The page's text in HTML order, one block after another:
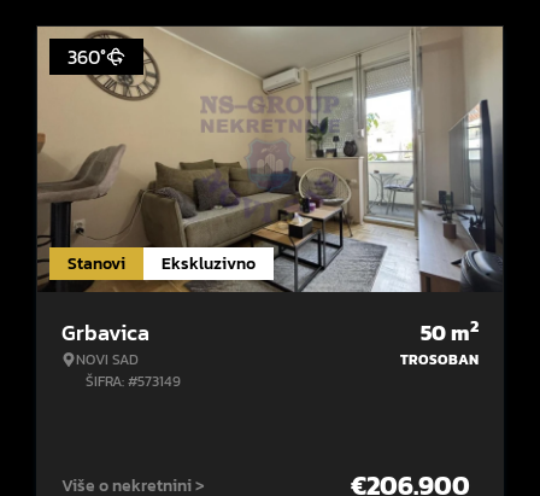
Stanovi Ekskluzivno
360°
Grbavica
NOVI SAD
ŠIFRA: #573149
50m2
TROSOBAN
Više o nekretnini > €206.900